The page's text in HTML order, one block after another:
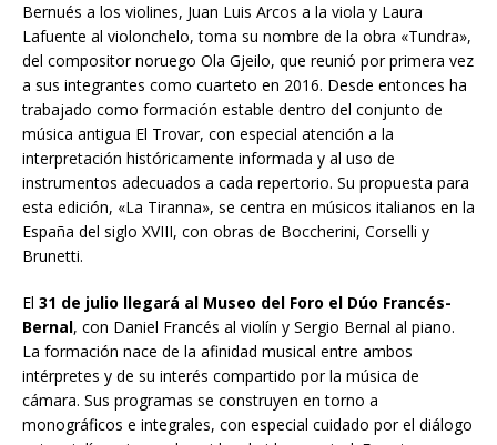
Bernués a los violines, Juan Luis Arcos a la viola y Laura
Lafuente al violonchelo, toma su nombre de la obra «Tundra»,
del compositor noruego Ola Gjeilo, que reunió por primera vez
a sus integrantes como cuarteto en 2016. Desde entonces ha
trabajado como formación estable dentro del conjunto de
música antigua El Trovar, con especial atención a la
interpretación históricamente informada y al uso de
instrumentos adecuados a cada repertorio. Su propuesta para
esta edición, «La Tiranna», se centra en músicos italianos en la
España del siglo XVIII, con obras de Boccherini, Corselli y
Brunetti.
El 31 de julio llegará al Museo del Foro el Dúo Francés-
Bernal, con Daniel Francés al violín y Sergio Bernal al piano.
La formación nace de la afinidad musical entre ambos
intérpretes y de su interés compartido por la música de
cámara. Sus programas se construyen en torno a
monográficos e integrales, con especial cuidado por el diálogo